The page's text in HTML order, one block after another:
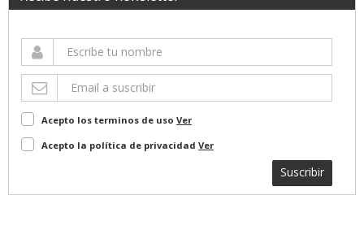
Acepto los terminos de uso Ver
Acepto la política de privacidad Ver
Suscribir